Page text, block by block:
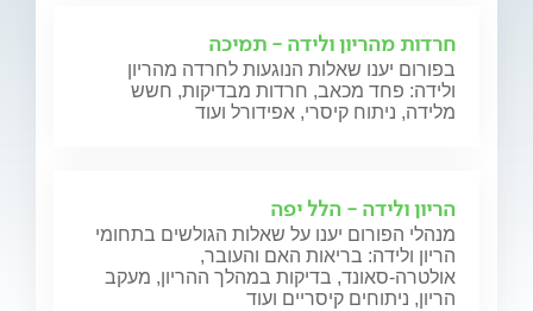
חרדות מהריון ולידה - תמיכה
בפורום יענו שאלות הנוגעות לחרדה מהריון
ולידה: פחד מכאב, חרדות מבדיקות, חשש
מלידה, ניתוח קיסרי, אפידורל ועוד
הריון ולידה - הלל יפה
מנהלי הפורום יענו על שאלות הגולשים בתחומי
הריון ולידה: בריאות האם והעובר,
אולטרה-סאונד, בדיקות במהלך ההריון, מעקב
הריון, ניתוחים קיסריים ועוד